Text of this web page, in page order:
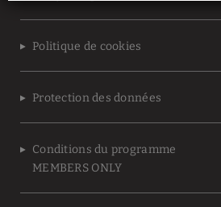
Politique de cookies
Protection des données
Conditions du programme
MEMBERS ONLY